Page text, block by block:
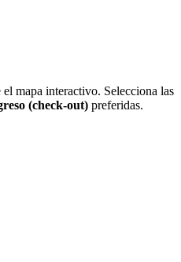
mapa interactivo. Selecciona las
(check-out) preferidas.